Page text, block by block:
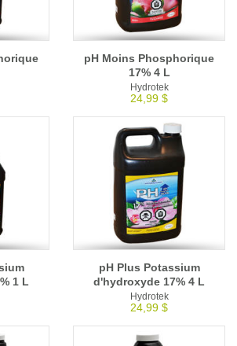
pH Moins Phosphorique
17% 4 L
Hydrotek
24,99 $
1 L
pH Plus Potassium
d'hydroxyde 17% 4 L
Hydrotek
24,99 $